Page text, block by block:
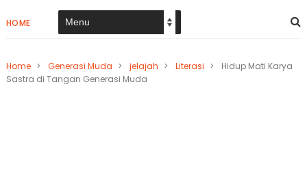
HOME
Home > Generasi Muda > jelajah > Literasi >
Hidup Mati Karya
Sastra di Tangan Generasi Muda